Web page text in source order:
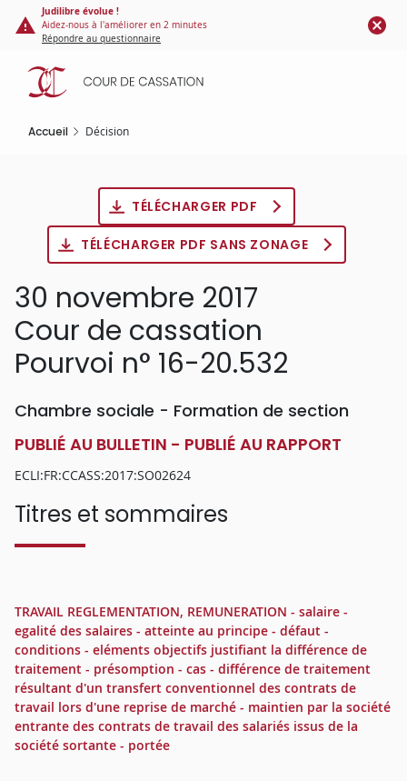
Panneau de gestion des cookies
contenu
principal
Judilibre évolue !
Aidez-nous à l'améliorer en 2 minutes
Répondre au questionnaire
Accueil Décision
TÉLÉCHARGER PDF
TÉLÉCHARGER PDF SANS ZONAGE
30 novembre 2017
Cour de cassation
Pourvoi n° 16-20.532
Chambre sociale - Formation de section
PUBLIÉ AU BULLETIN - PUBLIÉ AU RAPPORT
ECLI:FR:CCASS:2017:SO02624
Titres et sommaires
TRAVAIL REGLEMENTATION, REMUNERATION - salaire -
egalité des salaires - atteinte au principe - défaut -
conditions - eléments objectifs justifiant la différence de
traitement - présomption - cas - différence de traitement
résultant d'un transfert conventionnel des contrats de
travail lors d'une reprise de marché - maintien par la société
entrante des contrats de travail des salariés issus de la
société sortante - portée